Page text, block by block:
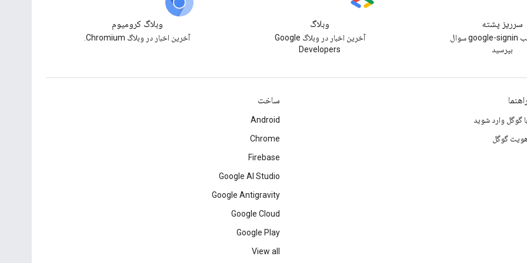
سرریز پشته
زیر برچسب google-signin سوال
بپرسید
وبلاگ
آخرین اخبار در وبلاگ Google
Developers
وبلاگ کرومیوم
آخرین اخبار در وبلاگ Chromium.
راهنما
با گوگل وارد شوید
هویت گوگل
ساخت
Android
Chrome
Firebase
Google AI Studio
Google Antigravity
Google Cloud
Google Play
View all